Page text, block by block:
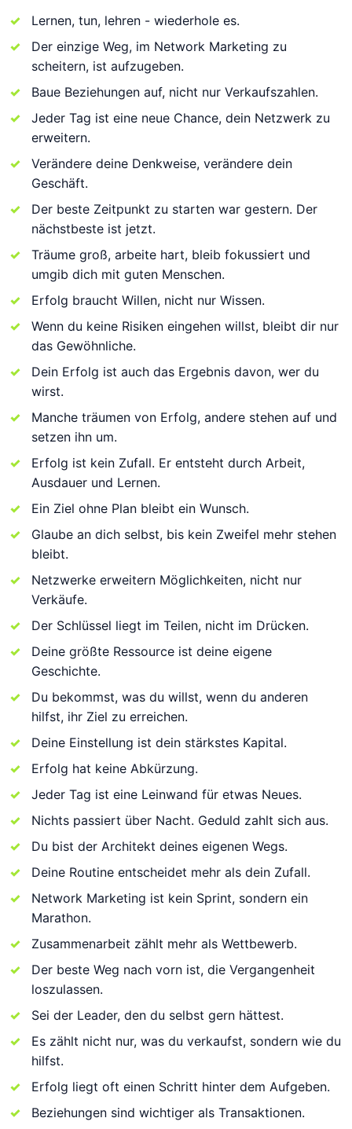
Lernen, tun, lehren - wiederhole es.
Der einzige Weg, im Network Marketing zu
scheitern, ist aufzugeben.
Baue Beziehungen auf, nicht nur Verkaufszahlen.
Jeder Tag ist eine neue Chance, dein Netzwerk zu
erweitern.
Verändere deine Denkweise, verändere dein
Geschäft.
Der beste Zeitpunkt zu starten war gestern. Der
nächstbeste ist jetzt.
Träume groß, arbeite hart, bleib fokussiert und
umgib dich mit guten Menschen.
Erfolg braucht Willen, nicht nur Wissen.
Wenn du keine Risiken eingehen willst, bleibt dir nur
das Gewöhnliche.
Dein Erfolg ist auch das Ergebnis davon, wer du
wirst.
Manche träumen von Erfolg, andere stehen auf und
setzen ihn um.
Erfolg ist kein Zufall. Er entsteht durch Arbeit,
Ausdauer und Lernen.
Ein Ziel ohne Plan bleibt ein Wunsch.
Glaube an dich selbst, bis kein Zweifel mehr stehen
bleibt.
Netzwerke erweitern Möglichkeiten, nicht nur
Verkäufe.
Der Schlüssel liegt im Teilen, nicht im Drücken.
Deine größte Ressource ist deine eigene
Geschichte.
Du bekommst, was du willst, wenn du anderen
hilfst, ihr Ziel zu erreichen.
Deine Einstellung ist dein stärkstes Kapital.
Erfolg hat keine Abkürzung.
Jeder Tag ist eine Leinwand für etwas Neues.
Nichts passiert über Nacht. Geduld zahlt sich aus.
Du bist der Architekt deines eigenen Wegs.
Deine Routine entscheidet mehr als dein Zufall.
Network Marketing ist kein Sprint, sondern ein
Marathon.
Zusammenarbeit zählt mehr als Wettbewerb.
Der beste Weg nach vorn ist, die Vergangenheit
loszulassen.
Sei der Leader, den du selbst gern hättest.
Es zählt nicht nur, was du verkaufst, sondern wie du
hilfst.
Erfolg liegt oft einen Schritt hinter dem Aufgeben.
Beziehungen sind wichtiger als Transaktionen.